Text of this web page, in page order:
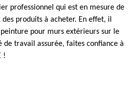
professionnel qui est en mesure de
produits à acheter. En effet, il
pour murs extérieurs sur le
de travail assurée, faites confiance à
!